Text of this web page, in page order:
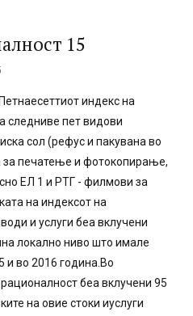
15
индекс на
следниве пет видови
сол (рефус и пакувана во
за печатење и фотокопирање,
ЕЛ 1 и РТГ - филмови за
на индексот на
и услуги беа вклучени
локално ниво што имале
и во 2016 година.Во
беа вклучени 95
на овие стоки иуслуги